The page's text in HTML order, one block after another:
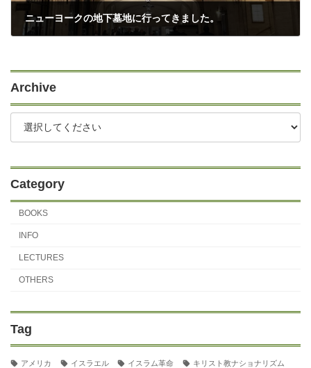
ニューヨークの地下墓地に行ってきました。
Archive
Category
BOOKS
INFO
LECTURES
OTHERS
Tag
アメリカ イスラエル イスラム革命 キリスト教ナショナリズム